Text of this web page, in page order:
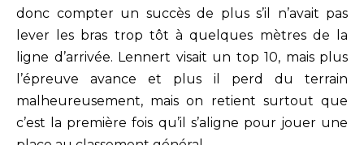
donc compter un succès de plus s’il n’avait pas
lever les bras trop tôt à quelques mètres de la
ligne d’arrivée. Lennert visait un top 10, mais plus
l’épreuve avance et plus il perd du terrain
malheureusement, mais on retient surtout que
c’est la première fois qu’il s’aligne pour jouer une